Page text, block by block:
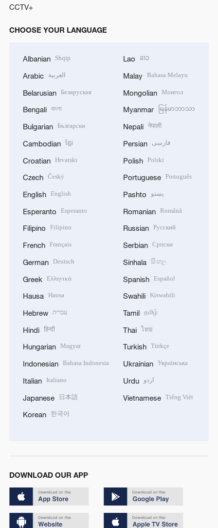
CCTV+
CHOOSE YOUR LANGUAGE
Albanian Shqip
Arabic العربية
Belarusian Беларуская
Bengali বাংলা
Bulgarian Български
Cambodian ខ្មែរ
Croatian Hrvatski
Czech Český
English English
Esperanto Esperanto
Filipino Filipino
French Français
German Deutsch
Greek Ελληνικά
Hausa Hausa
Hebrew עברית
Hindi हिन्दी
Hungarian Magyar
Indonesian Bahasa Indonesia
Italian Italiano
Japanese 日本語
Korean 한국어
Lao ລາວ
Malay Bahasa Melayu
Mongolian Монгол
Myanmar မြန်မာဘာသာ
Nepali नेपाली
Persian فارسی
Polish Polski
Portuguese Português
Pashto پښتو
Romanian Română
Russian Русский
Serbian Српски
Sinhala සිංහල
Spanish Español
Swahili Kiswahili
Tamil தமிழ்
Thai ไทย
Turkish Türkçe
Ukrainian Українська
Urdu اردو
Vietnamese Tiếng Việt
DOWNLOAD OUR APP